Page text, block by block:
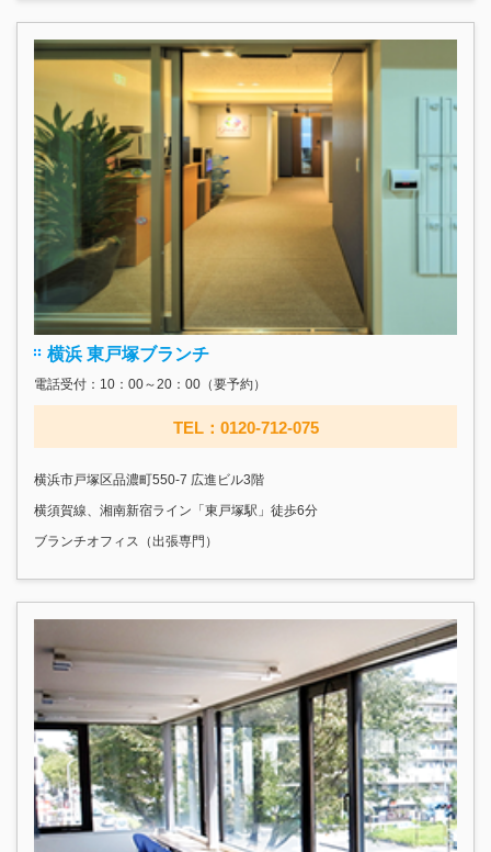
横浜 東戸塚ブランチ
電話受付：10：00～20：00（要予約）
TEL：0120-712-075
横浜市戸塚区品濃町550-7 広進ビル3階
横須賀線、湘南新宿ライン「東戸塚駅」徒歩6分
ブランチオフィス（出張専門）